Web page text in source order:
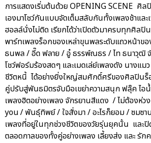
การแสดงเริ่มต้นด้วย OPENING SCENE ศิ
เองมาโชว์กันแบบจัดเต็มสลับกันทั้งเพลงช้าและ
ฮอลล์นั่งไม่ติด เรียกได้ว่าเปิดตัวมาครบทุกศิล
พาร์ทเพลงร็อกของเหล่าขุนพลระดับแถวหน้าขอ
ธนพล / อี๊ด ฟลาย / อู๋ ธรรพ์ณธร / ไท ธนาวุฒิ
โชว์ฟอร์มร้องสดๆ และเมดเล่ย์เพลงดัง นางแ
ชีวิตหนี้ ได้อย่างยิ่งใหญ่สมศักดิ์ศรีของศิลปินร็
คู่ปรับสู่พันธมิตรจับมือเขย่าความสนุก ฟลุ๊ค ไอ
เพลงฮิตอย่างเพลง จักรยานสีแดง / ไม่ต้องห่
you / พันธุ์ทิพย์ / ใจสั่งมา / อะไรก็ยอม / ซมซา
เพลงที่อยู่ในทุกช่วงชีวิตของวัยรุ่นยุคนั้น และ
ตลอดกาลของทั้งคู่อย่างเพลง เลี้ยงส่ง และ รัก